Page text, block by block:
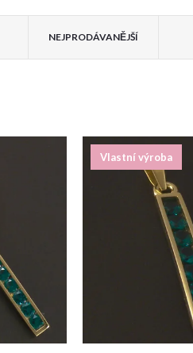
NEJPRODÁVANĚJŠÍ
Vlastní výroba